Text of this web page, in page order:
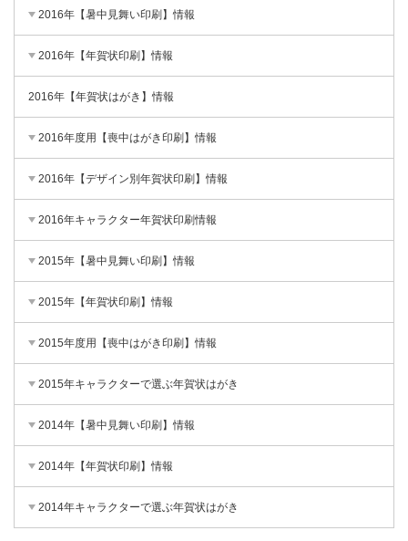
2016年【暑中見舞い印刷】情報
2016年【年賀状印刷】情報
2016年【年賀状はがき】情報
2016年度用【喪中はがき印刷】情報
2016年【デザイン別年賀状印刷】情報
2016年キャラクター年賀状印刷情報
2015年【暑中見舞い印刷】情報
2015年【年賀状印刷】情報
2015年度用【喪中はがき印刷】情報
2015年キャラクターで選ぶ年賀状はがき
2014年【暑中見舞い印刷】情報
2014年【年賀状印刷】情報
2014年キャラクターで選ぶ年賀状はがき